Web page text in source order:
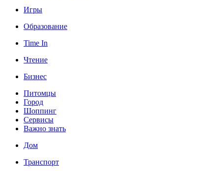
Игры
Образование
Time In
Чтение
Бизнес
Питомцы
Город
Шоппинг
Сервисы
Важно знать
Дом
Транспорт